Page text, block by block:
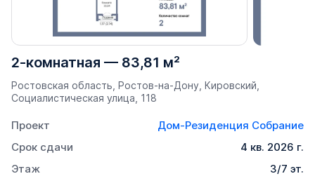
2-комнатная — 83,81 м²
Ростовская область, Ростов-на-Дону, Кировский,
Социалистическая улица, 118
Проект
Дом-Резиденция Собрание
Срок сдачи
4 кв. 2026 г.
Этаж
3/7 эт.